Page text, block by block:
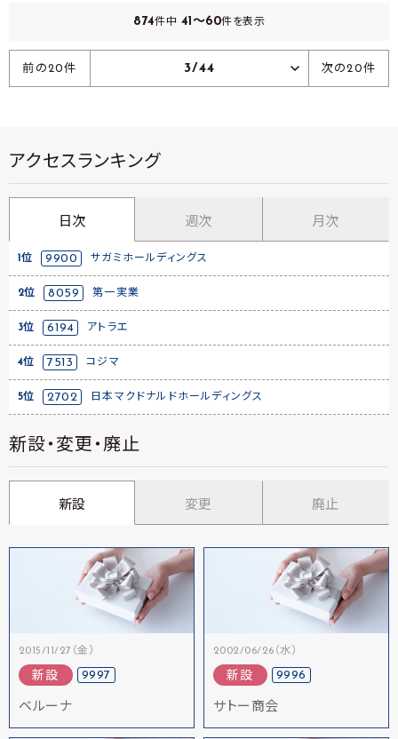
874件中 41～60件を表示
前の20件 3/44 次の20件
アクセスランキング
日次 週次 月次
1位 9900 サガミホールディングス
2位 8059 第一実業
3位 6194 アトラエ
4位 7513 コジマ
5位 2702 日本マクドナルドホールディングス
新設・変更・廃止
新設 変更 廃止
2015/11/27（金）
新設 9997
ベルーナ
2002/06/26（水）
新設 9996
サトー商会